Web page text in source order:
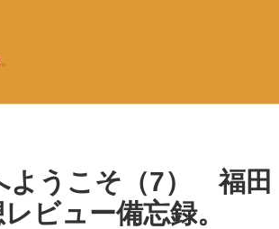
ようこそ（7） 福田
ビュー備忘録。